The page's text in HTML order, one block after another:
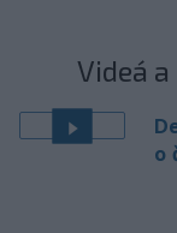
Videá a
o